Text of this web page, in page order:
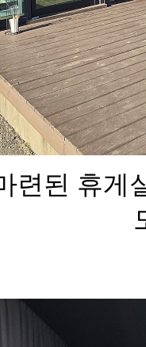
련된 휴게